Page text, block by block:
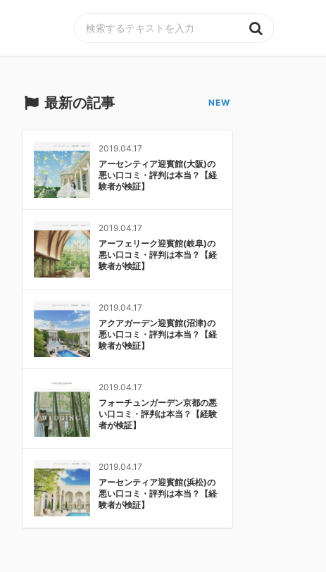
最新の記事
2019.04.17
アーセンティア迎賓館(大阪)の
悪い口コミ・評判は本当？【経
験者が検証】
2019.04.17
アーフェリーク迎賓館(岐阜)の
悪い口コミ・評判は本当？【経
験者が検証】
2019.04.17
アクアガーデン迎賓館(沼津)の
悪い口コミ・評判は本当？【経
験者が検証】
2019.04.17
フォーチュンガーデン京都の悪
い口コミ・評判は本当？【経験
者が検証】
2019.04.17
アーセンティア迎賓館(浜松)の
悪い口コミ・評判は本当？【経
験者が検証】